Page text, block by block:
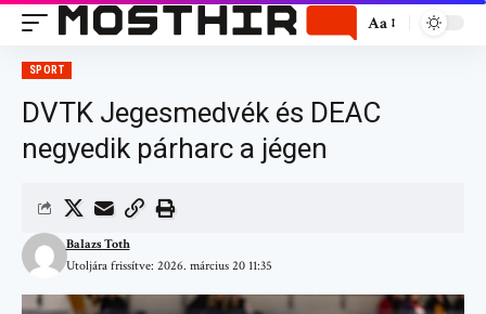
Aa
SPORT
DVTK Jegesmedvék és DEAC
negyedik párharc a jégen
Utoljára frissítve: 2026. március 20 11:35
Balazs Toth